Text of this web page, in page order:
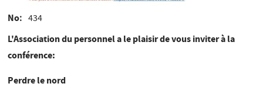
No 434
L'Association du personnel a le plaisir de vous inviter à la
conférence:
Perdre le nord